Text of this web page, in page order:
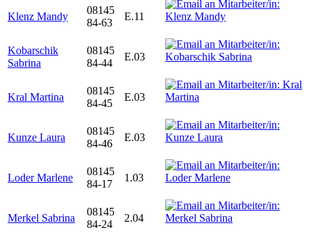
Klenz Mandy
08145
84-63
E.11
Kobarschik
Sabrina
08145
84-44
E.03
Kral Martina
08145
84-45
E.03
Kunze Laura
08145
84-46
E.03
Loder Marlene
08145
84-17
1.03
Merkel Sabrina
08145
84-24
2.04